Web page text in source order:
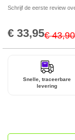
Schrijf de eerste review
Special
€ 33,95€ 43,90
Snelle, traceerbare
levering